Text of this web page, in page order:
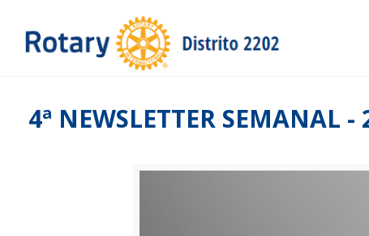
4ª NEWSLETTER SEMANAL -